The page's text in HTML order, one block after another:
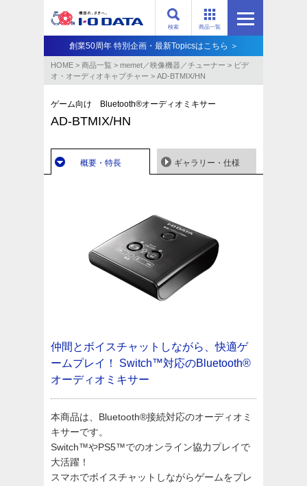
商品一覧
検索
創業50周年 特別企画・最新Topicsはこちら ＞
HOME > 商品一覧 > memet／映像機器／チューナー > ビデ
オ・オーディオキャプチャー > AD-BTMIX/HN
ゲーム向け Bluetooth®オーディオミキサー
AD-BTMIX/HN
概要・特長 ギャラリー・仕様
仲間とボイスチャットしながら、快適ゲ
ームプレイ！
Switch™対応のBluetooth®
オーディオミキサー
本商品は、Bluetooth®接続対応のオーディオミ
キサーです。
Switch™やPS5™でのオンライン協力プレイで
大活躍！
スマホでボイスチャットしながらゲームをプレ